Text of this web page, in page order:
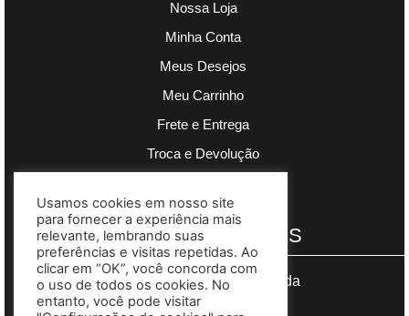
Nossa Loja
Minha Conta
Meus Desejos
Meu Carrinho
Frete e Entrega
Troca e Devolução
PAGAMENTOS
Segurança garantida
Usamos cookies em nosso site
para fornecer a experiência mais
relevante, lembrando suas
preferências e visitas repetidas. Ao
clicar em “OK”, você concorda com
o uso de todos os cookies. No
entanto, você pode visitar